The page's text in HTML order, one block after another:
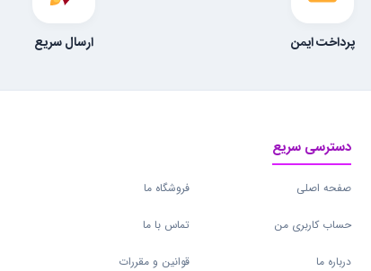
پرداخت ایمن ارسال سریع
دسترسی سریع
صفحه اصلی فروشگاه ما
حساب کاربری من تماس با ما
درباره ما قوانین و مقررات